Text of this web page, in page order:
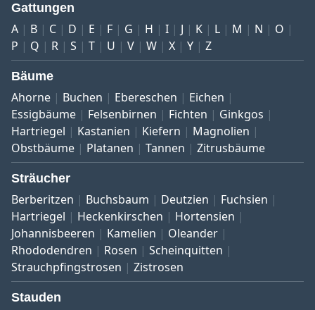
Gattungen
A B C D E F G H I J K L M N
O
P
Q R S T U V W X Y Z
Bäume
Ahorne Buchen Ebereschen
Eichen
Essigbäume
Felsenbirnen Fichten
Ginkgos
Hartriegel
Kastanien Kiefern
Magnolien
Obstbäume
Platanen Tannen Zitrusbäume
Sträucher
Berberitzen Buchsbaum Deutzien
Fuchsien
Hartriegel
Heckenkirschen
Hortensien
Johannisbeeren
Kamelien
Oleander
Rhododendren
Rosen
Scheinquitten
Strauchpfingstrosen
Zistrosen
Stauden